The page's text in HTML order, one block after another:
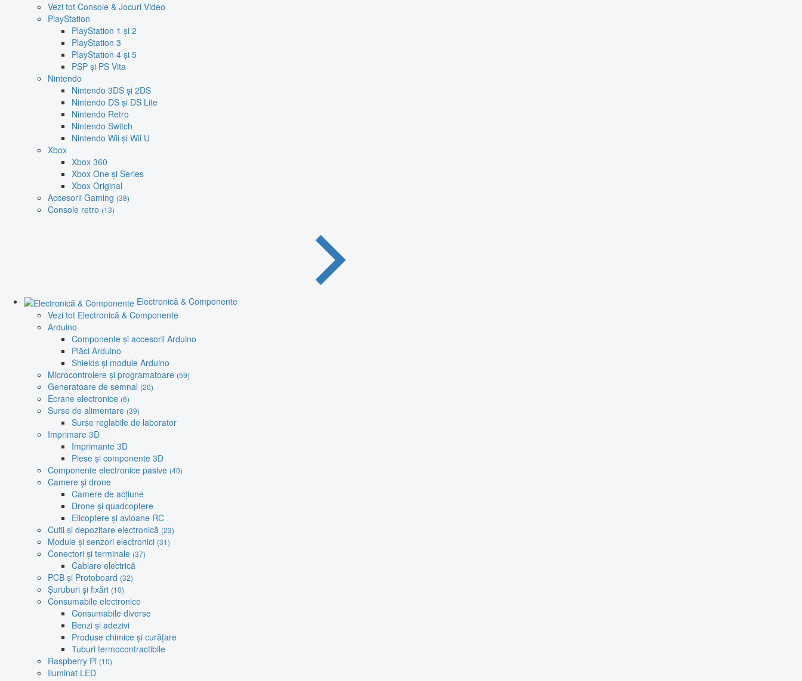
Vezi tot Console & Jocuri Video
PlayStation
PlayStation 1 și 2
PlayStation 3
PlayStation 4 și 5
PSP și PS Vita
Nintendo
Nintendo 3DS și 2DS
Nintendo DS și DS Lite
Nintendo Retro
Nintendo Switch
Nintendo Wii și Wii U
Xbox
Xbox 360
Xbox One și Series
Xbox Original
Accesorii Gaming (38)
Console retro (13)
Electronică & Componente
Vezi tot Electronică & Componente
Arduino
Componente și accesorii Arduino
Plăci Arduino
Shields și module Arduino
Microcontrolere și programatoare (59)
Generatoare de semnal (20)
Ecrane electronice (6)
Surse de alimentare (39)
Surse reglabile de laborator
Imprimare 3D
Imprimante 3D
Piese și componente 3D
Componente electronice pasive (40)
Camere și drone
Camere de acțiune
Drone și quadcoptere
Elicoptere și avioane RC
Cutii și depozitare electronică (23)
Module și senzori electronici (31)
Conectori și terminale (37)
Cablare electrică
PCB și Protoboard (32)
Șuruburi și fixări (10)
Consumabile electronice
Consumabile diverse
Benzi și adezivi
Produse chimice și curățare
Tuburi termocontractibile
Raspberry Pi (10)
Iluminat LED